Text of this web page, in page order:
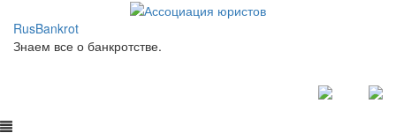
RusBankrot
Знаем все о банкротстве.